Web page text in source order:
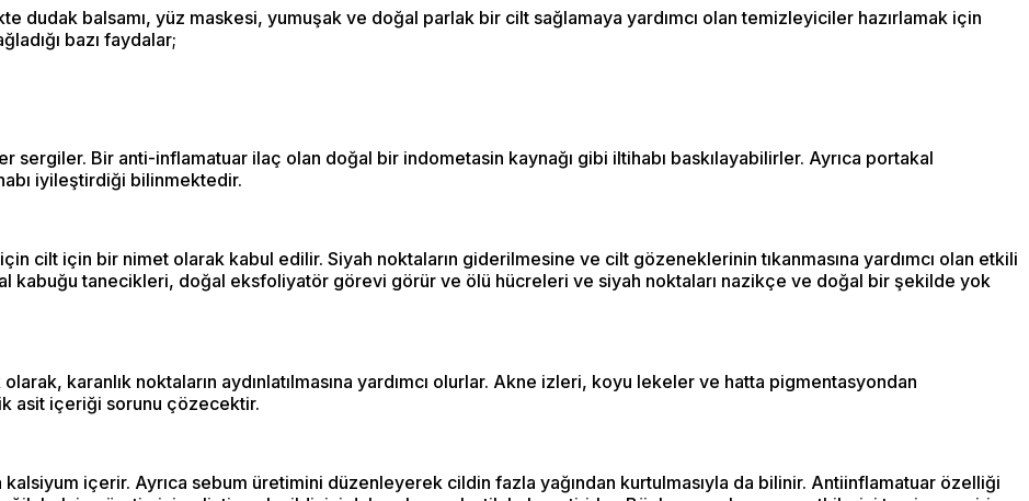
dudak balsamı, yüz maskesi, yumuşak ve doğal parlak bir cilt sağlamaya yardımcı olan temizleyiciler hazırlamak için
bazı faydalar;
Bir anti-inflamatuar ilaç olan doğal bir indometasin kaynağı gibi iltihabı baskılayabilirler. Ayrıca portakal
iyileştirdiği bilinmektedir.
cilt için bir nimet olarak kabul edilir. Siyah noktaların giderilmesine ve cilt gözeneklerinin tıkanmasına yardımcı olan etkili
kabuğu tanecikleri, doğal eksfoliyatör görevi görür ve ölü hücreleri ve siyah noktaları nazikçe ve doğal bir şekilde yok
karanlık noktaların aydınlatılmasına yardımcı olurlar. Akne izleri, koyu lekeler ve hatta pigmentasyondan
asit içeriği sorunu çözecektir.
içerir. Ayrıca sebum üretimini düzenleyerek cildin fazla yağından kurtulmasıyla da bilinir. Antiinflamatuar özelliği